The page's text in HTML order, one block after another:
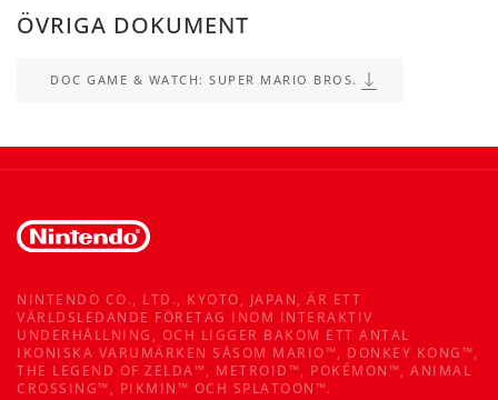
ÖVRIGA DOKUMENT
DOC GAME & WATCH: SUPER MARIO BROS.
NINTENDO CO., LTD., KYOTO, JAPAN, ÄR ETT
VÄRLDSLEDANDE FÖRETAG INOM INTERAKTIV
UNDERHÅLLNING, OCH LIGGER BAKOM ETT ANTAL
IKONISKA VARUMÄRKEN SÅSOM MARIO™, DONKEY KONG™,
THE LEGEND OF ZELDA™, METROID™, POKÉMON™, ANIMAL
CROSSING™, PIKMIN™ OCH SPLATOON™.